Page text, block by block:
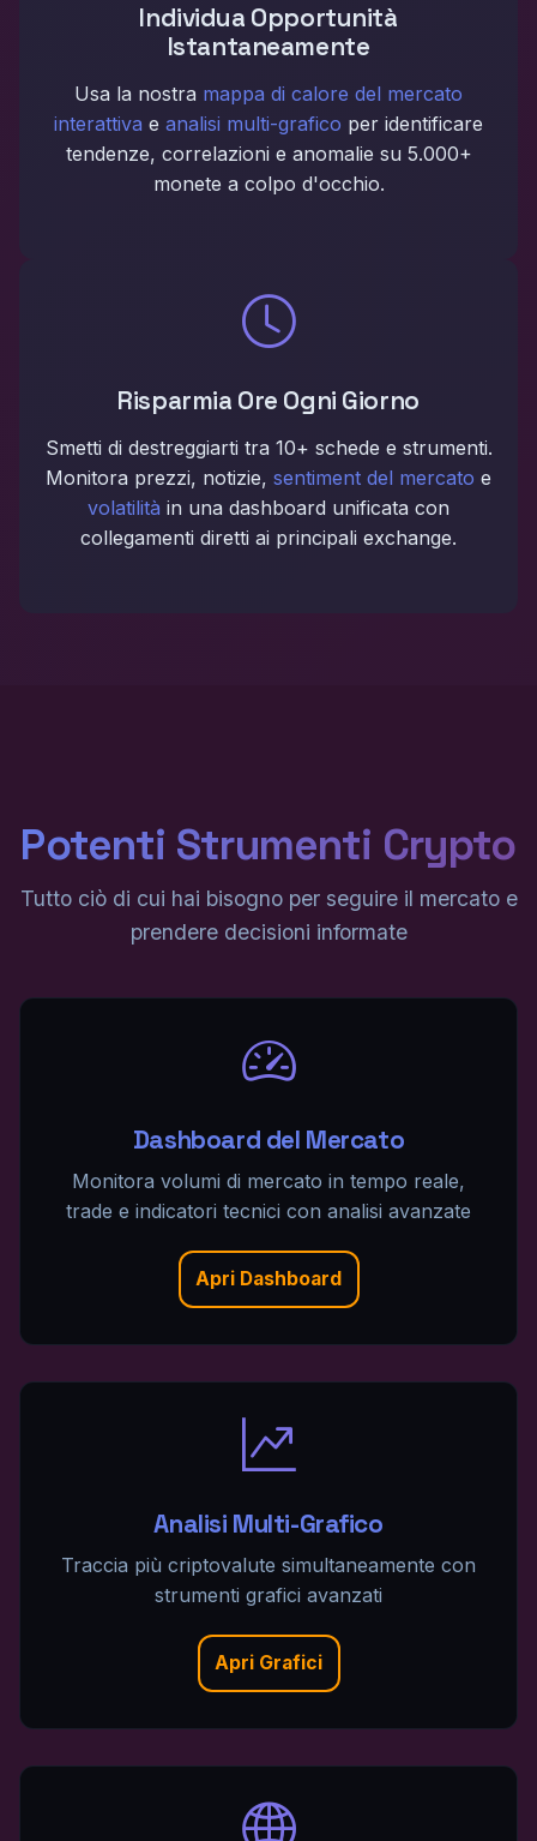
Individua Opportunità
Istantaneamente
Usa la nostra mappa di calore del mercato
interattiva e analisi multi-grafico per identificare
tendenze, correlazioni e anomalie su 5.000+
monete a colpo d'occhio.
Risparmia Ore Ogni Giorno
Smetti di destreggiarti tra 10+ schede e strumenti.
Monitora prezzi, notizie, sentiment del mercato e
volatilità in una dashboard unificata con
collegamenti diretti ai principali exchange.
Potenti Strumenti Crypto
Tutto ciò di cui hai bisogno per seguire il mercato e
prendere decisioni informate
Dashboard del Mercato
Monitora volumi di mercato in tempo reale,
trade e indicatori tecnici con analisi avanzate
Apri Dashboard
Analisi Multi-Grafico
Traccia più criptovalute simultaneamente con
strumenti grafici avanzati
Apri Grafici